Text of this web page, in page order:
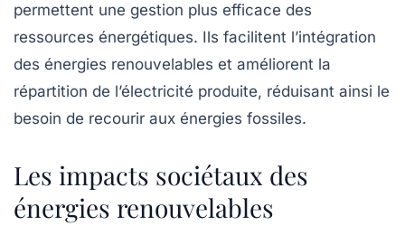
permettent une gestion plus efficace des
ressources énergétiques. Ils facilitent l’intégration
des énergies renouvelables et améliorent la
répartition de l’électricité produite, réduisant ainsi le
besoin de recourir aux énergies fossiles.
Les impacts sociétaux des
énergies renouvelables